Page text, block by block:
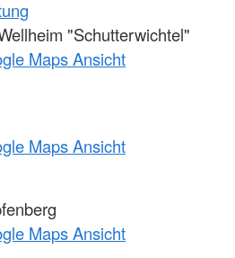
"Schutterwichtel"
Maps Ansicht
Maps Ansicht
Maps Ansicht